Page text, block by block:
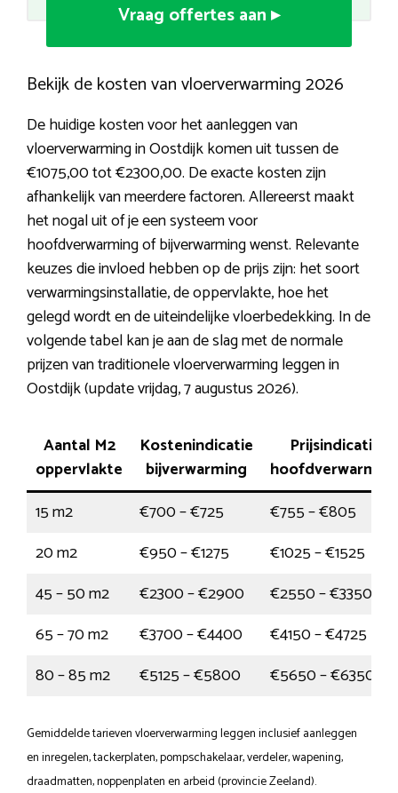
Vraag offertes aan ▸
Bekijk de kosten van vloerverwarming 2026
De huidige kosten voor het aanleggen van
vloerverwarming in Oostdijk komen uit tussen de
€1075,00 tot €2300,00. De exacte kosten zijn
afhankelijk van meerdere factoren. Allereerst maakt
het nogal uit of je een systeem voor
hoofdverwarming of bijverwarming wenst. Relevante
keuzes die invloed hebben op de prijs zijn: het soort
verwarmingsinstallatie, de oppervlakte, hoe het
gelegd wordt en de uiteindelijke vloerbedekking. In de
volgende tabel kan je aan de slag met de normale
prijzen van traditionele vloerverwarming leggen in
Oostdijk (update vrijdag, 7 augustus 2026).
Aantal M2
oppervlakte
Kostenindicatie
bijverwarming
Prijsindicatie
15 m2
€700 – €725
€755 – €805
20 m2
€950 – €1275
€1025 – €1525
45 – 50 m2
€2300 – €2900
€2550 – €3350
65 – 70 m2
€3700 – €4400
€4150 – €4725
80 – 85 m2
€5125 – €5800 €5650 – €6350
Gemiddelde tarieven vloerverwarming leggen inclusief aanleggen
en inregelen, tackerplaten, pompschakelaar, verdeler, wapening,
draadmatten, noppenplaten en arbeid (provincie Zeeland).